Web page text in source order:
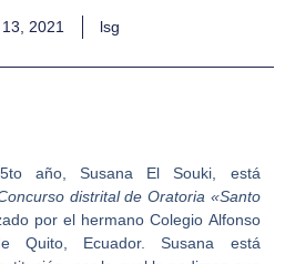
2021 lsg
año, Susana El Souki, está
distrital de Oratoria «Santo
por el hermano Colegio Alfonso
Quito, Ecuador. Susana está